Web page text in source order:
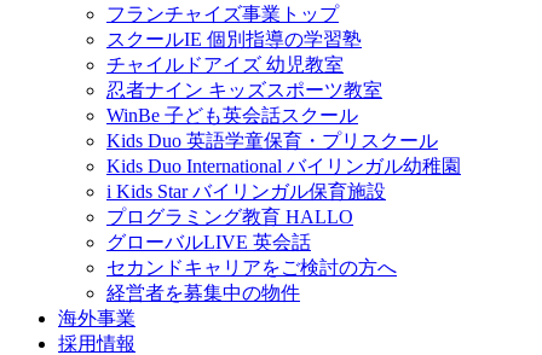
フランチャイズ事業トップ
スクールIE 個別指導の学習塾
チャイルドアイズ 幼児教室
忍者ナイン キッズスポーツ教室
WinBe 子ども英会話スクール
Kids Duo 英語学童保育・プリスクール
Kids Duo International バイリンガル幼稚園
i Kids Star バイリンガル保育施設
プログラミング教育 HALLO
グローバルLIVE 英会話
セカンドキャリアをご検討の方へ
経営者を募集中の物件
海外事業
採用情報